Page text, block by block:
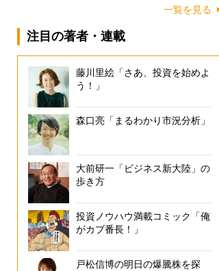
一覧を見る
注目の著者・連載
藤川里絵「さあ、投資を始めよ
う！」
森口亮「まるわかり市況分析」
大前研一「ビジネス新大陸」の
歩き方
投資ノウハウ満載コミック「俺
がカブ番長！」
戸松信博の明日の爆騰株を探